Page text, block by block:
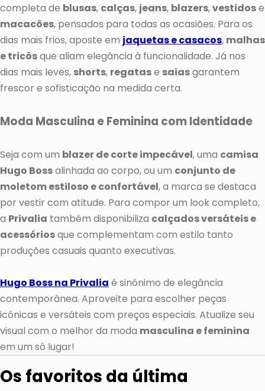
completa de blusas, calças, jeans, blazers,vestidose
macacões, pensados para todas as ocasiões. Para os
dias mais frios, aposte em jaquetas e casacos, malhas
e tricôsque aliam elegância à funcionalidade. Já nos
dias mais leves, shorts, regatase saiasgarantem
frescor e sofisticação na medida certa.
Moda Masculina e Feminina com Identidade
Seja com um blazer de corte impecável, uma camisa
Hugo Bossalinhada ao corpo, ou um conjunto de
moletom estiloso e confortável, a marca se destaca
por vestir com atitude. Para compor um look completo,
a Privalia também disponibiliza calçados versáteis e
acessóriosque complementam com estilo tanto
produções casuais quanto executivas.
Hugo Boss na Privalia é sinônimo de elegância
contemporânea. Aproveite para escolher peças
icônicas e versáteis com preços especiais. Atualize seu
visual com o melhor da moda masculina e feminina
em um só lugar!
Os favoritos da última